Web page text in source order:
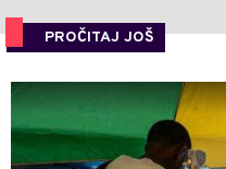
PROČITAJ JOŠ